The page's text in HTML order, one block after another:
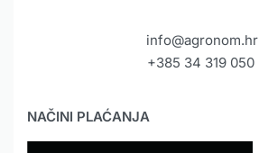
info@agronom.hr
+385 34 319 050
NAČINI PLAĆANJA